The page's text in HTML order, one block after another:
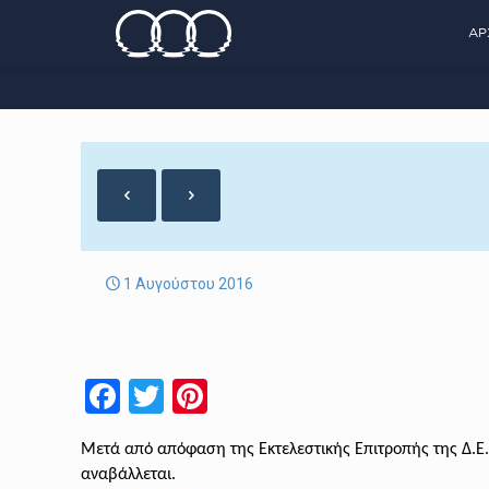
1 Αυγούστου 2016
Facebook
Twitter
Μετά από απόφαση της Εκτελεστικής Επιτροπής της
αναβάλλεται.